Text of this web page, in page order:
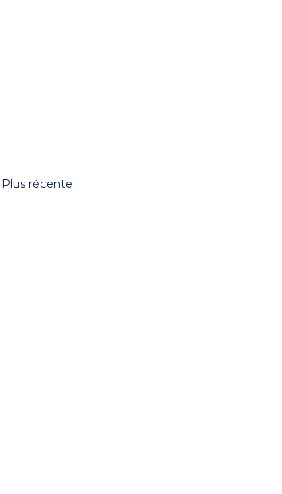
Plus récente